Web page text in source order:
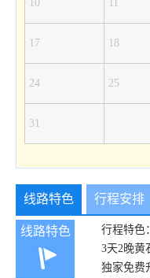
10 11
17 18
24 25
31
线路特色 行程安排
线路特色
行程特色：
3天2晚黄
独家免费